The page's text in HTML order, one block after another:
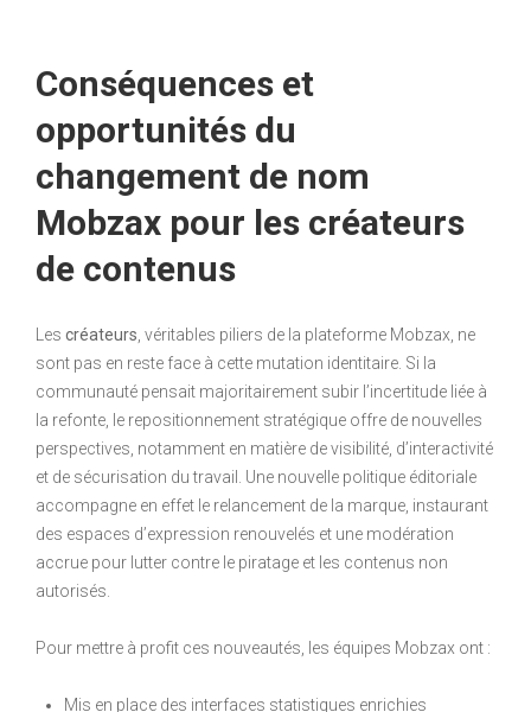
Conséquences et
opportunités du
changement de nom
Mobzax pour les créateurs
de contenus
Les créateurs , véritables piliers de la plateforme Mobzax, ne
sont pas en reste face à cette mutation identitaire. Si la
communauté pensait majoritairement subir l’incertitude liée à
la refonte, le repositionnement stratégique offre de nouvelles
perspectives, notamment en matière de visibilité, d’interactivité
et de sécurisation du travail. Une nouvelle politique éditoriale
accompagne en effet le relancement de la marque, instaurant
des espaces d’expression renouvelés et une modération
accrue pour lutter contre le piratage et les contenus non
autorisés.
Pour mettre à profit ces nouveautés, les équipes Mobzax ont :
Mis en place des interfaces statistiques enrichies